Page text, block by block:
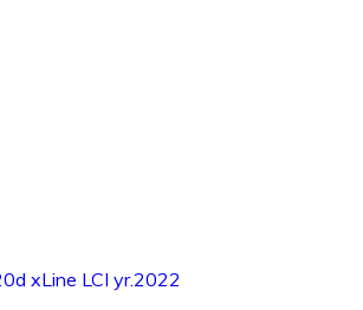
xLine LCI yr.2022